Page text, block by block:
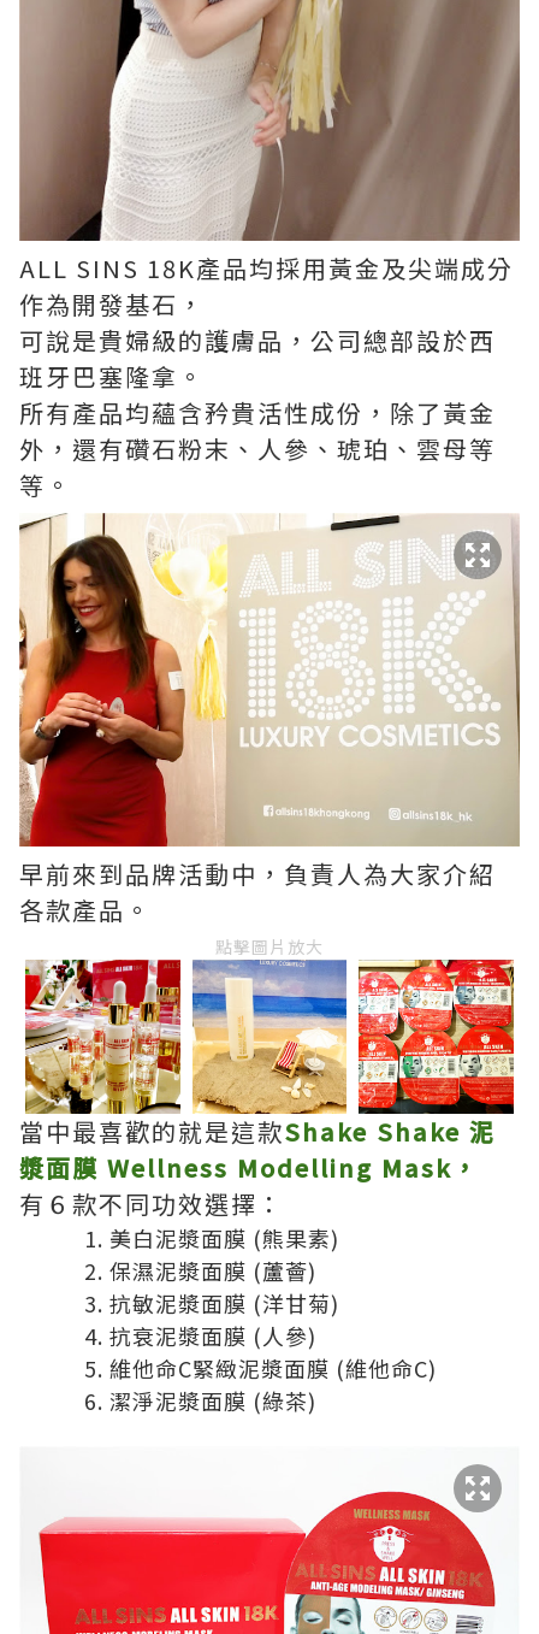
ALL SINS 18K產品均採用黃金及尖端成分
作為開發基石，
可說是貴婦級的護膚品，公司總部設於西
班牙巴塞隆拿。
所有產品均蘊含矜貴活性成份，除了黃金
外，還有礸石粉末、人參、琥珀、雲母等
等。
早前來到品牌活動中，負責人為大家介紹
各款產品。
點擊圖片放大
當中最喜歡的就是這款Shake Shake 泥
漿面膜 Wellness Modelling Mask，
有６款不同功效選擇：
美白泥漿面膜 (熊果素)
保濕泥漿面膜 (蘆薈)
抗敏泥漿面膜 (洋甘菊)
抗衰泥漿面膜 (人參)
維他命C緊緻泥漿面膜 (維他命C)
潔淨泥漿面膜 (綠茶)